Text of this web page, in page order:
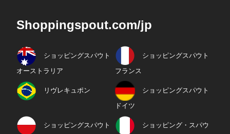
Shoppingspout.com/jp
ショッピングスパウト
オーストラリア
ショッピングスパウト
フランス
リヴレキュポン ショッピングスパウト
ドイツ
ショッピングスパウト ショッピング・スパウ